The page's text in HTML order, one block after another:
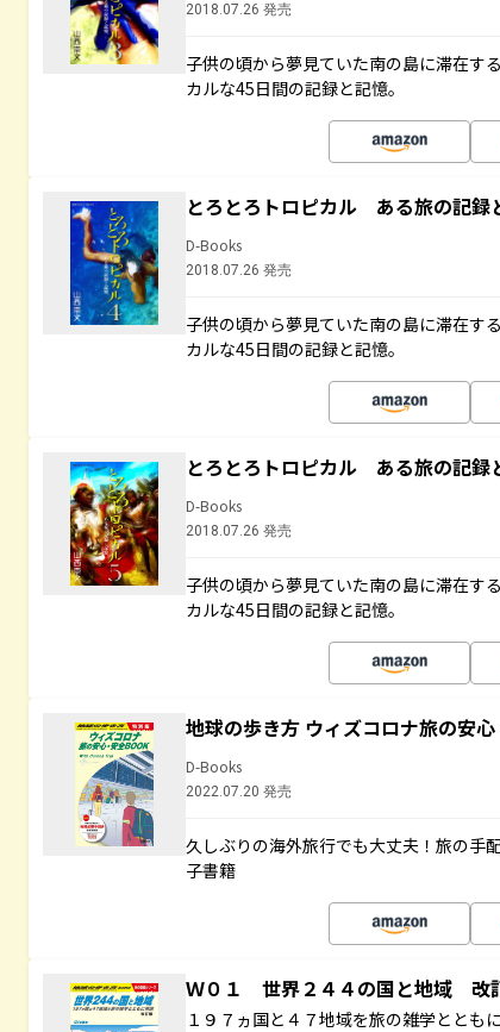
2018.07.26 発売
子供の頃から夢見ていた南の島に滞在す
カルな45日間の記録と記憶。
とろとろトロピカル ある旅の記
D-Books
2018.07.26 発売
子供の頃から夢見ていた南の島に滞在す
カルな45日間の記録と記憶。
とろとろトロピカル ある旅の記
D-Books
2018.07.26 発売
子供の頃から夢見ていた南の島に滞在す
カルな45日間の記録と記憶。
地球の歩き方 ウィズコロナ旅の安
D-Books
2022.07.20 発売
久しぶりの海外旅行でも大丈夫！旅の手
子書籍
Ｗ０１ 世界２４４の国と地域 改
１９７ヵ国と４７地域を旅の雑学ととも